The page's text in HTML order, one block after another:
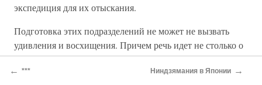
экспедиция для их отыскания.
Подготовка этих подразделений не может не вызвать
удивления и восхищения. Причем речь идет не столько о
физической натренированности, сколько о невероятной
психологической закалке. Ведь просидеть в джунглях 30
← *** Ниндзямания в Японии →